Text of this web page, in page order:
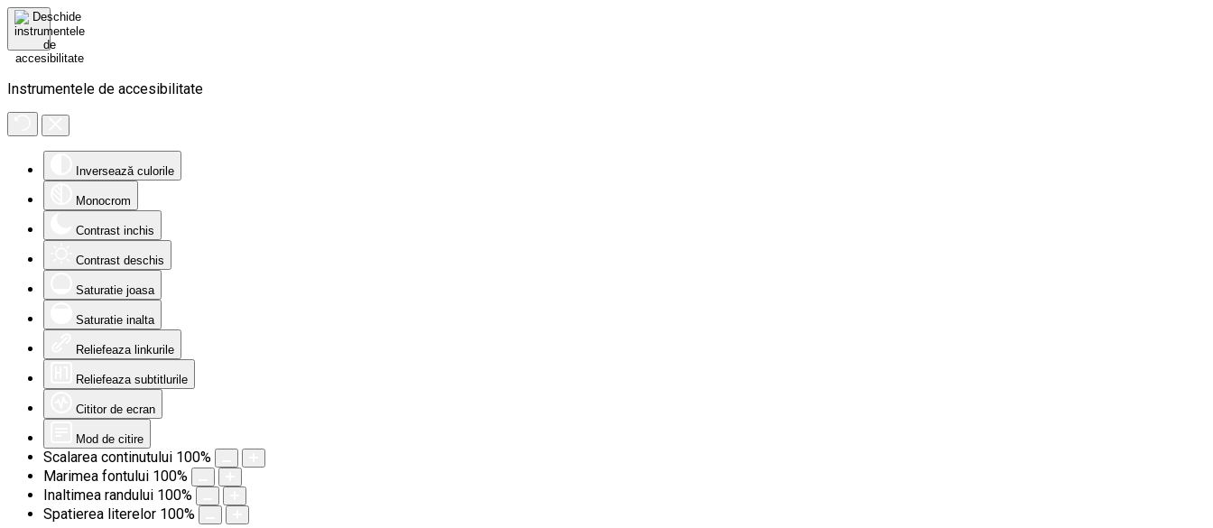
Instrumentele de accesibilitate
Inversează culorile
Monocrom
Contrast inchis
Contrast deschis
Saturatie joasa
Saturatie inalta
Reliefeaza linkurile
Reliefeaza subtitlurile
Cititor de ecran
Mod de citire
Scalarea continutului 100%
Marimea fontului 100%
Inaltimea randului 100%
Spatierea literelor 100%